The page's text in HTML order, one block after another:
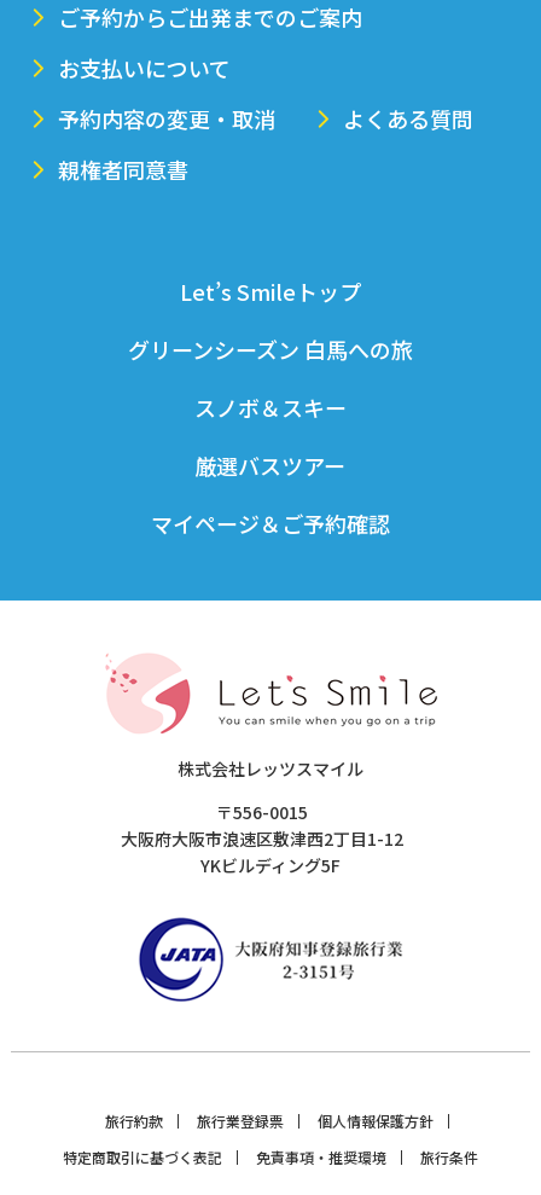
ご予約からご出発までのご案内
お支払いについて
予約内容の変更・取消
よくある質問
親権者同意書
Let’s Smileトップ
グリーンシーズン 白馬への旅
スノボ＆スキー
厳選バスツアー
マイページ＆ご予約確認
株式会社レッツスマイル
〒556-0015
大阪府大阪市浪速区敷津西2丁目1-12
YKビルディング5F
旅行約款 旅行業登録票
個人情報保護方針
特定商取引に基づく表記
免責事項・推奨環境 旅行条件